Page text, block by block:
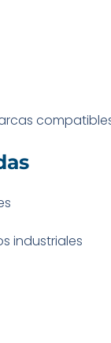
industriales